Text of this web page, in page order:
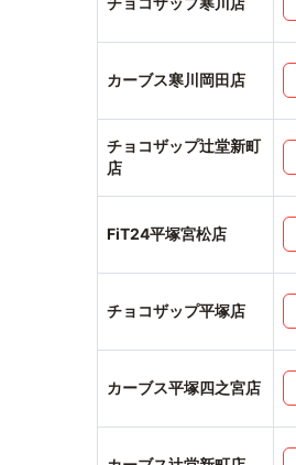
カーブス寒川岡田店
チョコザップ辻堂新町
店
FiT24平塚宮松店
チョコザップ平塚店
カーブス平塚四之宮店